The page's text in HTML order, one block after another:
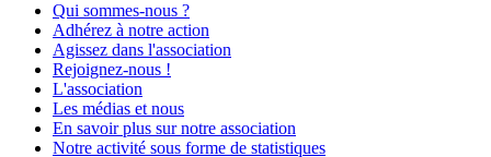
Qui sommes-nous ?
Adhérez à notre action
Agissez dans l'association
Rejoignez-nous !
L'association
Les médias et nous
En savoir plus sur notre association
Notre activité sous forme de statistiques